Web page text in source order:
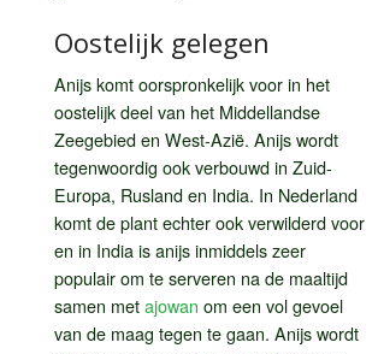
Oostelijk gelegen
Anijs komt oorspronkelijk voor in het
oostelijk deel van het Middellandse
Zeegebied en West-Azië. Anijs wordt
tegenwoordig ook verbouwd in Zuid-
Europa, Rusland en India. In Nederland
komt de plant echter ook verwilderd voor
en in India is anijs inmiddels zeer
populair om te serveren na de maaltijd
samen metajowan om een vol gevoel
van de maag tegen te gaan. Anijs wordt